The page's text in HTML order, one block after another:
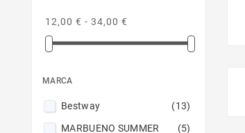
12,00 € - 34,00 €
MARCA
Bestway
(13)
MARBUENO SUMMER
(5)